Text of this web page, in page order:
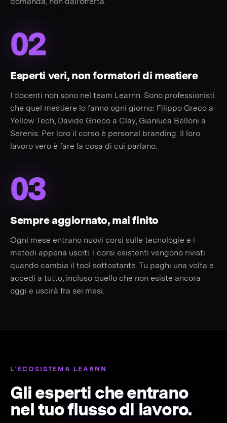
02
Esperti veri, non formatori di mestiere
I docenti non sono nel team Learnn. Sono professionisti
che quel mestiere lo fanno ogni giorno: Filippo Greco a
Yellow Tech, Davide Grieco a Clay, Gianluca Belloni a
Serenis. Per loro il corso è personal branding. Il loro
lavoro vero è fare la cosa di cui parlano.
03
Sempre aggiornato, mai finito
Ogni mese entrano nuovi corsi sulle tecnologie e i
metodi appena usciti. I corsi esistenti vengono rivisti
quando cambia il tool sottostante. Tu paghi una volta e
accedi a tutto, incluso quello che non esiste ancora
oggi e uscirà fra sei mesi.
L'ECOSISTEMA LEARNN
Gli esperti che entrano
nel tuoflusso di lavoro.